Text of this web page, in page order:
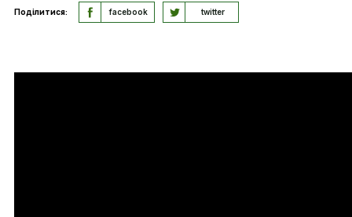
Поділитися: facebook twitter